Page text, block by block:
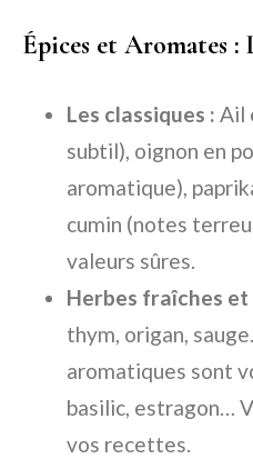
Épices et Aromates :
Les classiques : Ail
subtil), oignon en
aromatique),
cumin (notes
valeurs sûres.
Herbes fraîches et
thym, origan,
aromatiques sont
basilic, estragon…
vos recettes.